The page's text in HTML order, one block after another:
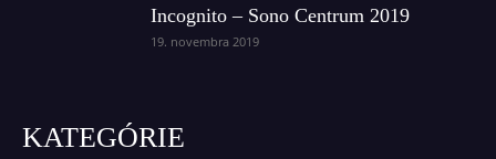
Incognito – Sono Centrum 2019
19. novembra 2019
KATEGÓRIE